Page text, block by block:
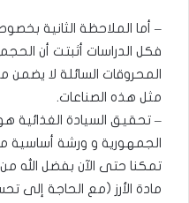
– أما الملاحظة الثانية
فكل الدراسات أثبتت أن
المحروقات السائلة لا يضمن
مثل هذه الصناعات.
– تحقيق السيادة الغذائية
الجمهورية و ورشة
تمكنا حتى الآن بفضل الله
مادة الأرز (مع الحاجة إلى